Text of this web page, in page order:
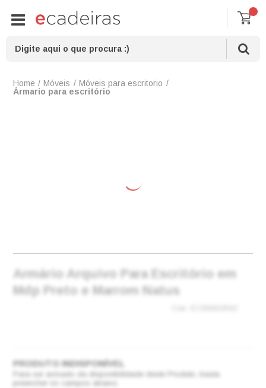
Móveis
Móveis para escritorio
Ármario para escritório
Armário Arquivo Para Escritório em
Mdp Preto e Marrom Natus
Para ser avisado da disponibilidade deste Produto, basta
preencher os campos abaixo.